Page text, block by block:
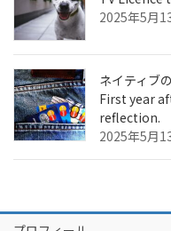
2025年5月
ネイティブ
First year
reflection.
2025年5月